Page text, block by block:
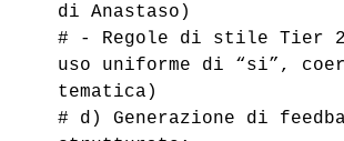
di Anastaso)
# - Regole di stile Tier
uso uniforme di “si”,
tematica)
# d) Generazione di